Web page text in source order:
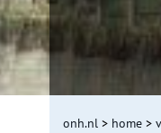
onh.nl > home >